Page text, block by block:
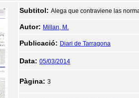
Subtitol: Alega que contraviene las
Autor: Millan, M.
Publicació: Diari de Tarragona
Data: 05/03/2014
Pàgina: 3